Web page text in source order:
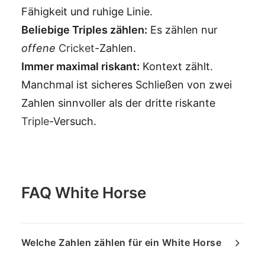
Fähigkeit und ruhige Linie.
Beliebige Triples zählen: Es zählen nur
offene Cricket-Zahlen.
Immer maximal riskant: Kontext zählt.
Manchmal ist sicheres Schließen von zwei
Zahlen sinnvoller als der dritte riskante
Triple-Versuch.
FAQ White Horse
Welche Zahlen zählen für ein White Horse